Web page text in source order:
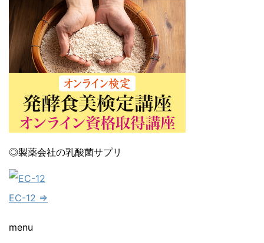
◎製薬会社の乳酸菌サプリ
EC-12 ⇒
menu